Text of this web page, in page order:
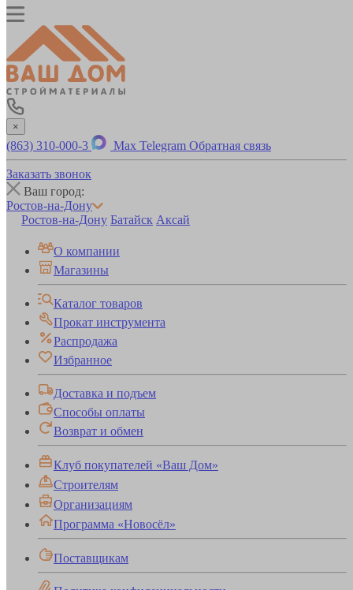
×
(863) 310-000-3 Max Telegram Обратная связь
Заказать звонок
Ваш город:
Ростов-на-Дону
Ростов-на-Дону Батайск Аксай
О компании
Магазины
Каталог товаров
Прокат инструмента
Распродажа
Избранное
Доставка и подъем
Способы оплаты
Возврат и обмен
Клуб покупателей «Ваш Дом»
Строителям
Организациям
Программа «Новосёл»
Поставщикам